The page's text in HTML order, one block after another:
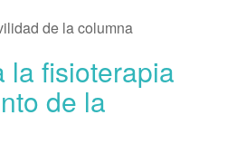
de la columna
la fisioterapia
de la